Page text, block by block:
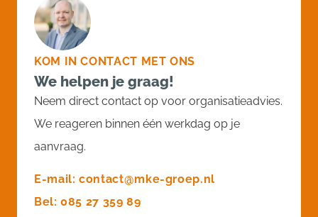
KOM IN CONTACT MET ONS
We helpen je graag!
Neem direct contact op voor organisatieadvies.
We reageren binnen één werkdag op je
aanvraag.
E-mail: contact@mke-groep.nl
Bel: 085 27 359 89